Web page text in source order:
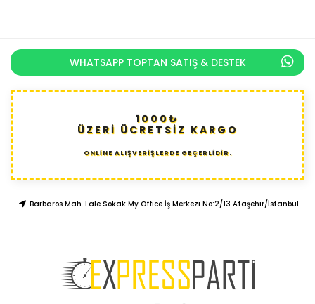
WHATSAPP TOPTAN SATIŞ & DESTEK
1000₺
ÜZERİ ÜCRETSİZ KARGO
ONLİNE ALIŞVERİŞLERDE GEÇERLİDİR.
Barbaros Mah. Lale Sokak My Office İş Merkezi No:2/13 Ataşehir/İstanbul